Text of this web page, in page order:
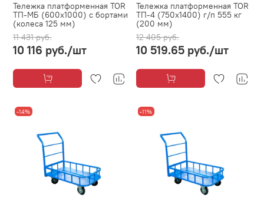
Тележка платформенная TOR
ТП-МБ (600х1000) с бортами
(колеса 125 мм)
11 431 руб.
10 116 руб./шт
Тележка платформенная TOR
ТП-4 (750х1400) г/п 555 кг
(200 мм)
12 405 руб.
10 519.65 руб./шт
-14% -11%